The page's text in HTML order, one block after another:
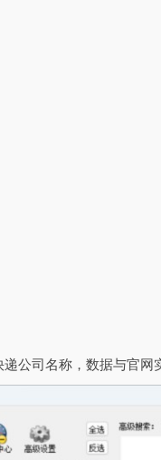
公司名称，数据与官网